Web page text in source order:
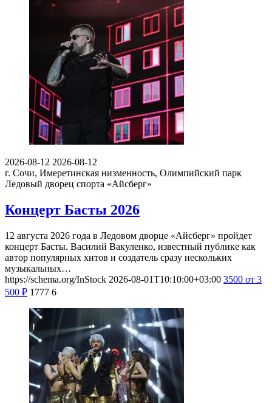
2026-08-12 2026-08-12
г. Сочи, Имеретинская низменность, Олимпийский парк
Ледовый дворец спорта «Айсберг»
Концерт Басты 2026
12 августа 2026 года в Ледовом дворце «Айсберг» пройдет
концерт Басты. Василий Вакуленко, известный публике как
автор популярных хитов и создатель сразу нескольких
музыкальных…
https://schema.org/InStock 2026-08-01T10:10:00+03:00 3500 от 3
500 ₽ 1777 6